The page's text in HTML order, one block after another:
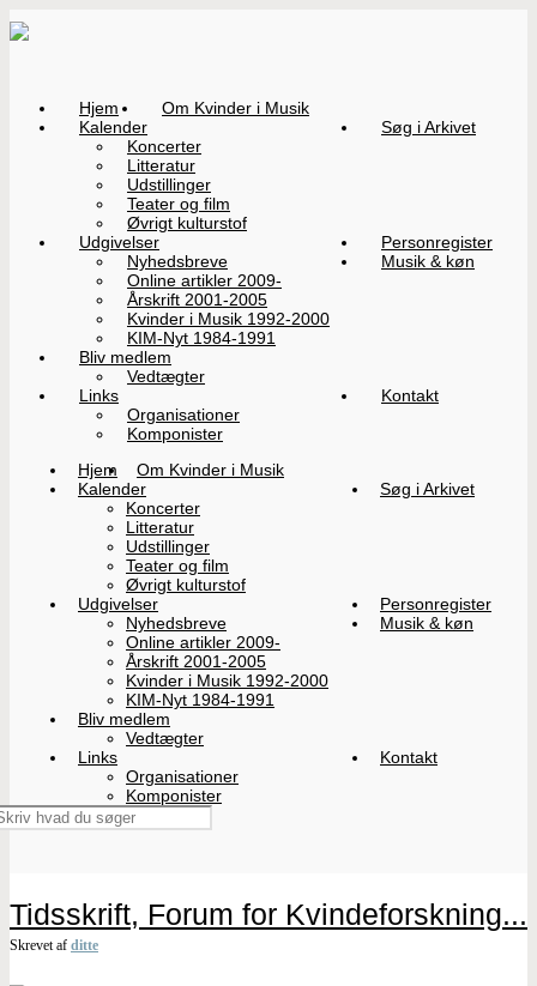
Hjem
Om Kvinder i Musik
Kalender
Koncerter
Litteratur
Udstillinger
Teater og film
Øvrigt kulturstof
Søg i Arkivet
Udgivelser
Nyhedsbreve
Online artikler 2009-
Årskrift 2001-2005
Kvinder i Musik 1992-2000
KIM-Nyt 1984-1991
Personregister
Musik & køn
Bliv medlem
Vedtægter
Links
Organisationer
Komponister
Kontakt
Hjem
Om Kvinder i Musik
Kalender
Koncerter
Litteratur
Udstillinger
Teater og film
Øvrigt kulturstof
Søg i Arkivet
Udgivelser
Nyhedsbreve
Online artikler 2009-
Årskrift 2001-2005
Kvinder i Musik 1992-2000
KIM-Nyt 1984-1991
Personregister
Musik & køn
Bliv medlem
Vedtægter
Links
Organisationer
Komponister
Kontakt
Tidsskrift, Forum for Kvindeforskning...
Skrevet af ditte